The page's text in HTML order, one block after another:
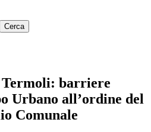
Termoli: barriere
Urbano all’ordine del
Comunale